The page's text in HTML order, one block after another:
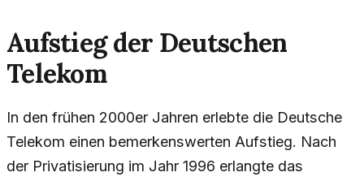
Aufstieg der Deutschen
Telekom
In den frühen 2000er Jahren erlebte die Deutsche
Telekom einen bemerkenswerten Aufstieg. Nach
der Privatisierung im Jahr 1996 erlangte das